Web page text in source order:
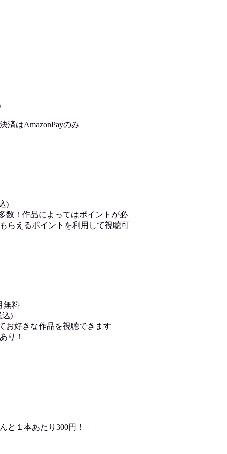
済はAmazonPayのみ
)
！作品によってはポイントが必
らえるポイントを利用して視聴可
無料
込)
お好きな作品を視聴できます
り！
と１本あたり300円！